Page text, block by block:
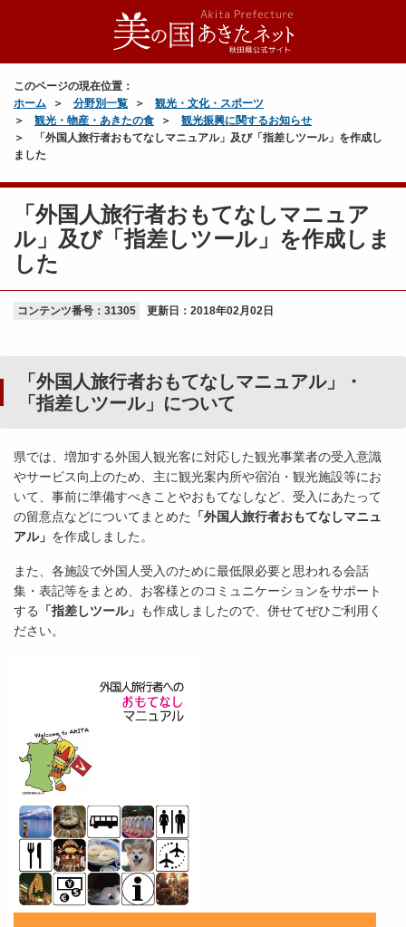
このページの現在位置：
ホーム
分野別一覧
観光・文化・スポーツ
観光・物産・あきたの食
観光振興に関するお知らせ
「外国人旅行者おもてなしマニュアル」及び「指差しツール」を作成し
ました
「外国人旅行者おもてなしマニュア
ル」及び「指差しツール」を作成しま
した
コンテンツ番号：31305 更新日： 2018年02月02日
「外国人旅行者おもてなしマニュアル」・
「指差しツール」について
県では、増加する外国人観光客に対応した観光事業者の受入意識
やサービス向上のため、主に観光案内所や宿泊・観光施設等にお
いて、事前に準備すべきことやおもてなしなど、受入にあたって
の留意点などについてまとめた
「外国人旅行者おもてなしマニュ
アル」 を作成しました。
また、各施設で外国人受入のために最低限必要と思われる会話
集・表記等をまとめ、お客様とのコミュニケーションをサポート
する
「指差しツール」 も作成しましたので、併せてぜひご利用く
ださい。